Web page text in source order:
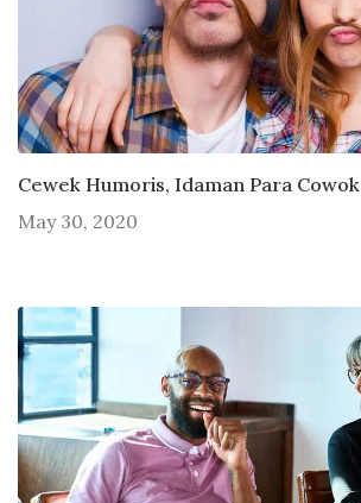
Cewek Humoris, Idaman Para Cowok
May 30, 2020